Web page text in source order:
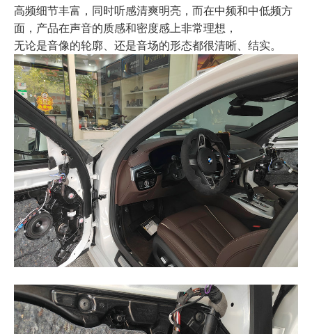
高频细节丰富，同时听感清爽明亮，而在中频和中低频方
面，产品在声音的质感和密度感上非常理想，
无论是音像的轮廓、还是音场的形态都很清晰、结实。